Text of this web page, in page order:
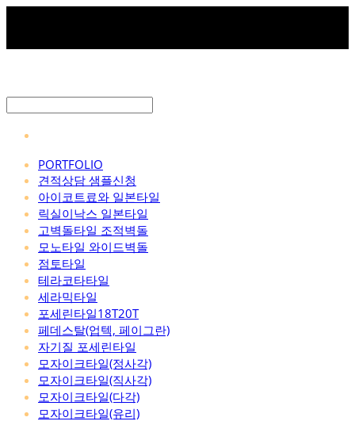
PORTFOLIO
견적상담 샘플신청
아이코트료와 일본타일
릭실이낙스 일본타일
고벽돌타일 조적벽돌
모노타일 와이드벽돌
점토타일
테라코타타일
세라믹타일
포세린타일18T20T
페데스탈(업텍, 페이그란)
자기질 포세린타일
모자이크타일(정사각)
모자이크타일(직사각)
모자이크타일(다각)
모자이크타일(유리)